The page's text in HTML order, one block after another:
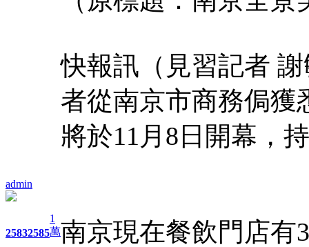
admin
25832585
1
萬
快報訊（見習記者
者從南京市商務侷獲
將於11月8日開幕，
南京現在餐飲門店有